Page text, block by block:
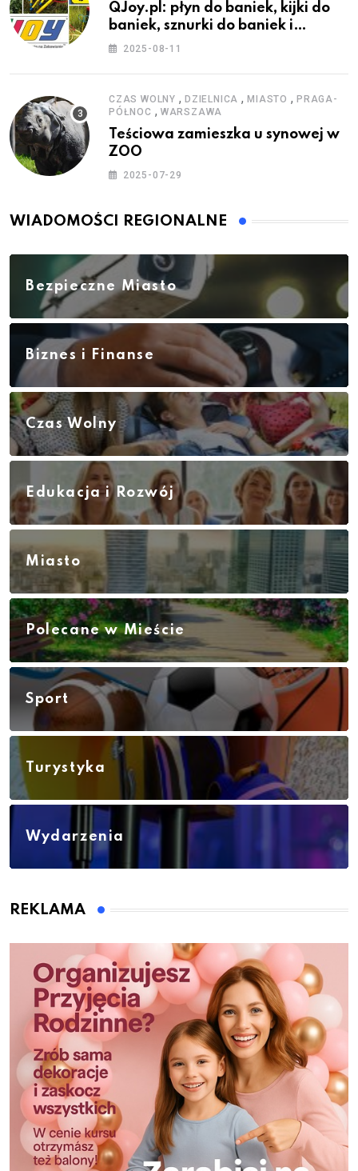
QJoy.pl: płyn do baniek, kijki do
baniek, sznurki do baniek i
zestawy do baniek
2025-08-11
CZAS WOLNY , DZIELNICA ,MIASTO ,PRAGA-
PÓŁNOC , WARSZAWA
Teściowa zamieszka u synowej w
ZOO
2025-07-29
WIADOMOŚCI REGIONALNE
Bezpieczne Miasto
Biznes i Finanse
Czas Wolny
Edukacja i Rozwój
Miasto
Polecane w Mieście
Sport
Turystyka
Wydarzenia
REKLAMA